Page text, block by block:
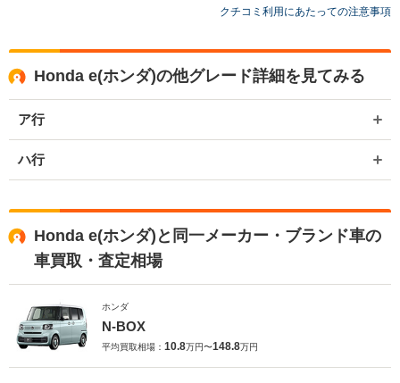
クチコミ利用にあたっての注意事項
Honda e(ホンダ)の他グレード詳細を見てみる
ア行
ハ行
Honda e(ホンダ)と同一メーカー・ブランド車の
車買取・査定相場
ホンダ
N-BOX
平均買取相場： 10.8万円〜148.8万円